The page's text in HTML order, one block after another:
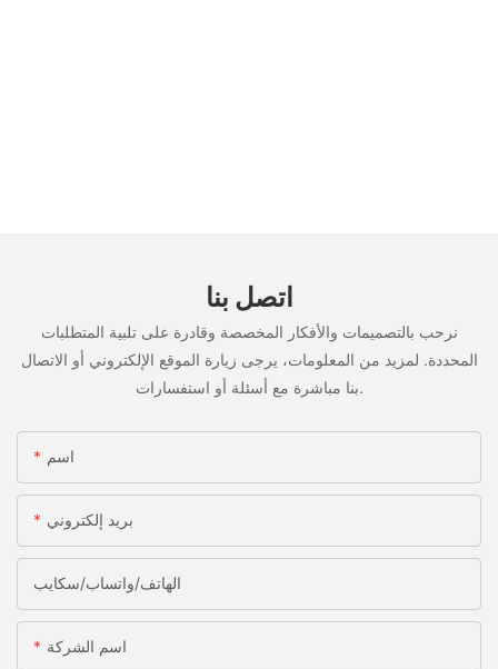
اتصل بنا
نرحب بالتصميمات والأفكار المخصصة وقادرة على تلبية المتطلبات
المحددة. لمزيد من المعلومات، يرجى زيارة الموقع الإلكتروني أو الاتصال
بنا مباشرة مع أسئلة أو استفسارات.
اسم
بريد إلكتروني
الهاتف/واتساب/سكايب
اسم الشركة